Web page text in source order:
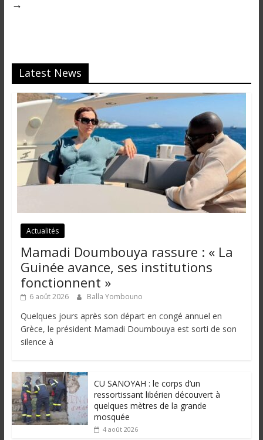
u
G
→
Latest News
Actualités
Mamadi Doumbouya rassure : « La
Guinée avance, ses institutions
fonctionnent »
6 août 2026 Balla Yombouno
Quelques jours après son départ en congé annuel en
Grèce, le président Mamadi Doumbouya est sorti de son
silence à
CU SANOYAH : le corps d’un
ressortissant libérien découvert à
quelques mètres de la grande
mosquée
4 août 2026